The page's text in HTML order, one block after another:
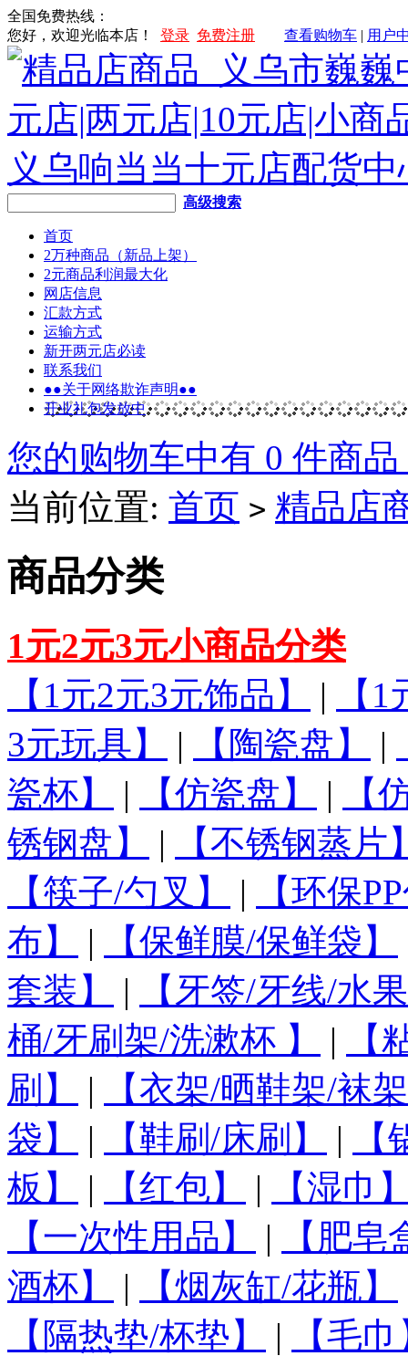
全国免费热线：
您好，欢迎光临本店！
登录 免费注册 查看购物车 | 用户
高级搜索
首页
2万种商品（新品上架）
2元商品利润最大化
网店信息
汇款方式
运输方式
新开两元店必读
联系我们
●●关于网络欺诈声明●●
开业礼包发放中
您的购物车中有 0 件商
当前位置: 首页 > 精品店
商品分类
1元2元3元小商品分类
【1元2元3元饰品】
|
【
3元玩具】
| 【陶瓷盘】 |
瓷杯】
| 【仿瓷盘】 |
【
锈钢盘】
|
【不锈钢蒸片
【筷子/勺叉】
|
【环保
布】
| 【保鲜膜/保鲜袋】
套装】
|
【牙签/牙线/水
桶/牙刷架/洗漱杯 】
|
【
刷】
|
【衣架/晒鞋架/袜
袋】
| 【鞋刷/床刷】 |
板】
| 【红包】 |
【湿巾
【一次性用品】
|
【肥皂
酒杯】
| 【烟灰缸/花瓶】
【隔热垫/杯垫】
|
【毛